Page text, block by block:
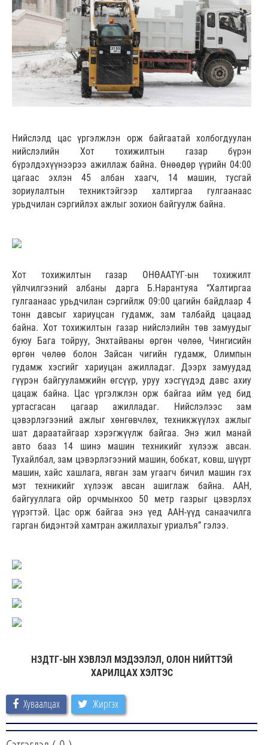
Нийслэлд цас үргэлжлэн орж байгаатай холбогдуулан
нийслэлийн Хот тохижилтын газар бүрэн
бүрэлдэхүүнээрээ ажиллаж байна. Өнөөдөр үүрийн 04:00
цагаас эхлэн 45 албан хаагч, 14 машин, тусгай
зориулалтын техниктэйгээр халтиргаа гулгаанаас
урьдчилан сэргийлэх ажлыг зохион байгуулж байна.
Хот тохижилтын газар ОНӨААТҮГ-ын тохижилт
үйлчилгээний албаны дарга Б.Нарантуяа “Халтиргаа
гулгаанаас урьдчилан сэргийлж 09:00 цагийн байдлаар 4
тонн давсыг хариуцсан гудамж, зам талбайд цацаад
байна. Хот тохижилтын газар нийслэлийн төв замуудыг
буюу Бага тойруу, Энхтайваны өргөн чөлөө, Чингисийн
өргөн чөлөө болон Зайсан чигийн гудамж, Олимпын
гудамж хэсгийг хариуцан ажилладаг. Дээрх замуудад
гүүрэн байгууламжийн өгсүүр, уруу хэсгүүдэд давс ахиу
цацаж байна. Цас үргэлжлэн орж байгаа ийм үед бид
уртасгасан цагаар ажилладаг. Нийслэлээс зам
цэвэрлэгээний ажлыг хөнгөвчлөх, техникжүүлэх ажлыг
шат дараатайгаар хэрэгжүүлж байгаа. Энэ жил манай
авто бааз 14 шинэ машин техникийг хүлээж авсан.
Тухайлбал, зам цэвэрлэгээний машин, бобкат, ковш, шүүрт
машин, хайс хашлага, явган зам угаагч бичил машин гэх
мэт техникийг хүлээж авсан ашиглаж байна. ААН,
байгууллага ойр орчмынхоо 50 метр газрыг цэвэрлэх
үүрэгтэй. Цас орж байгаа энэ үед ААН-үүд санаачилга
гарган бидэнтэй хамтран ажиллахыг уриалъя” гэлээ.
НЗДТГ-ЫН ХЭВЛЭЛ МЭДЭЭЛЭЛ, ОЛОН НИЙТТЭЙ
ХАРИЛЦАХ ХЭЛТЭС
Хуваалцах Жиргэх